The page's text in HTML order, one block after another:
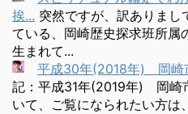
挨... 突然ですが、訳ありまし
ている、岡崎歴史探求班所属
生まれて...
平成30年(2018年) 岡崎
記：平成31年(2019年) 岡崎
いて、ご覧になられたい方は